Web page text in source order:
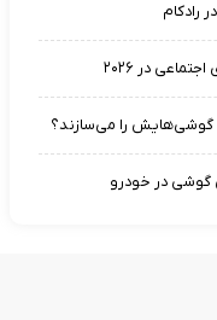
در ۲۰۲۶
گوشی‌هایش را می‌سازند؟
گوشی در خودرو